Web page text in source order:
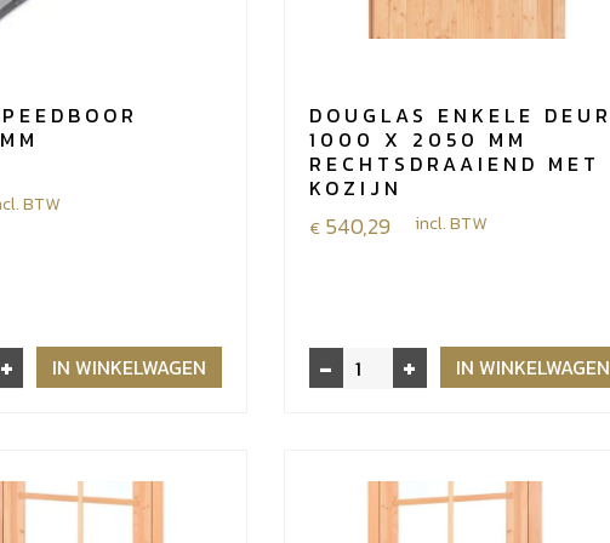
BTW
+ IN WINKELWAGEN
DOUGLAS ENKELE DEUR
1000 X 2050 MM
RECHTSDRAAIEND MET
KOZIJN
€ 540,29 incl. BTW
-
Douglas
enkele
+ IN WINKELWAGEN